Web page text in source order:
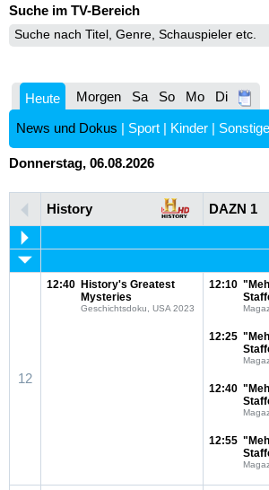
Suche im TV-Bereich
Heute Morgen Sa So Mo Di
News und Dokus | Sport | Kinder |
Donnerstag, 06.08.2026
History DAZN 1
12
12:40 History's Greatest
Mysteries
Geschichtsdoku, USA 2023
12:10
12:25
12:40
12:55